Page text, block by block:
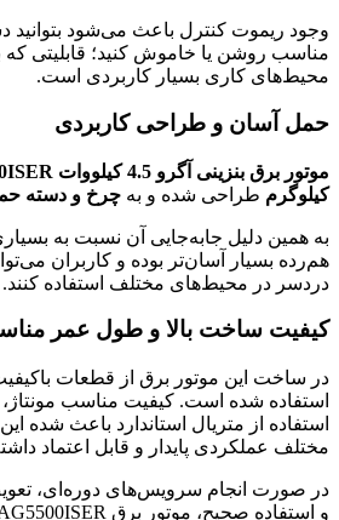
وجود ریموت کنترل باعث می‌شود بتوانید
مناسب روشن یا خاموش کنید؛ قابلیتی که
محیط‌های کاری بسیار کاربردی است.
حمل آسان و طراحی کاربردی
موتور برق بنزینی آگرو 4.5 کیلووات AG5500ISER
کیلوگرم طراحی شده و به چرخ و دسته
به همین دلیل جابه‌جایی آن نسبت به
هم‌رده بسیار آسان‌تر بوده و کاربران
دردسر در محیط‌های مختلف استفاده کنند.
کیفیت ساخت بالا و طول عمر
در ساخت این موتور برق از قطعات
استفاده شده است. کیفیت مناسب
استفاده از متریال استاندارد باعث شده
مختلف عملکردی پایدار و قابل اعتماد
در صورت انجام سرویس‌های دوره‌ای،